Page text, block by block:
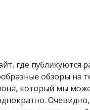
где публикуются
обзоры
который мы